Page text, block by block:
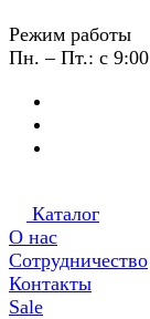
Режим работы
Пн. – Пт.: с
Каталог
О нас
Сотрудничество
Контакты
Sale